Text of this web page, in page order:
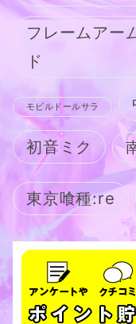
フレームア
ド
モビルドールサラ
初音ミク
東京喰種:re